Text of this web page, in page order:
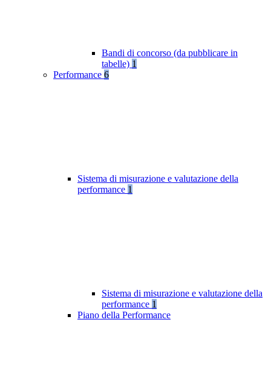
Bandi di concorso (da pubblicare in
tabelle) 1
Performance 6
Sistema di misurazione e valutazione della
performance 1
Sistema di misurazione e valutazione della
performance 1
Piano della Performance